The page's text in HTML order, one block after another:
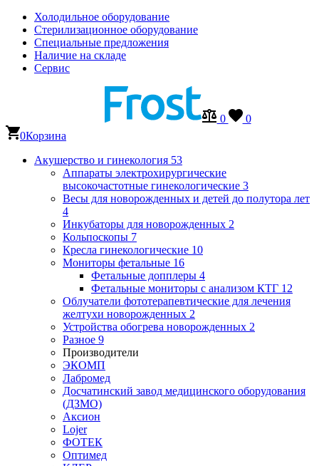
Холодильное оборудование
Стерилизационное оборудование
Специальные предложения
Наличие на складе
Сервис
0
0
0Корзина
Акушерство и гинекология 53
Аппараты электрохирургические
высокочастотные гинекологические 3
Весы для новорожденных и детей до полутора лет
4
Инкубаторы для новорожденных 2
Кольпоскопы 7
Кресла гинекологические 10
Мониторы фетальные 16
Фетальные допплеры 4
Фетальные мониторы с анализом КТГ 12
Облучатели фототерапевтические для лечения
желтухи новорожденных 2
Устройства обогрева новорожденных 2
Разное 9
Производители
ЭКОМП
Лабромед
Досчатинский завод медицинского оборудования
(ДЗМО)
Аксион
Lojer
ФОТЕК
Оптимед